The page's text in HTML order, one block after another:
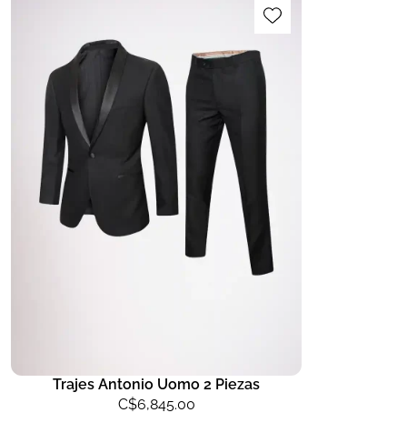
Trajes Antonio Uomo 2 Piezas
C$6,845.00